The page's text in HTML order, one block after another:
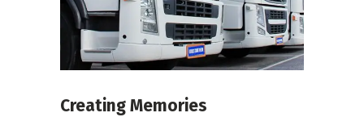
Creating Memories